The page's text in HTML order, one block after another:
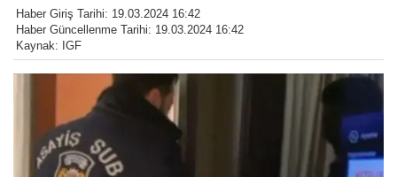
Haber Giriş Tarihi: 19.03.2024 16:42
Haber Güncellenme Tarihi: 19.03.2024 16:42
Kaynak: IGF